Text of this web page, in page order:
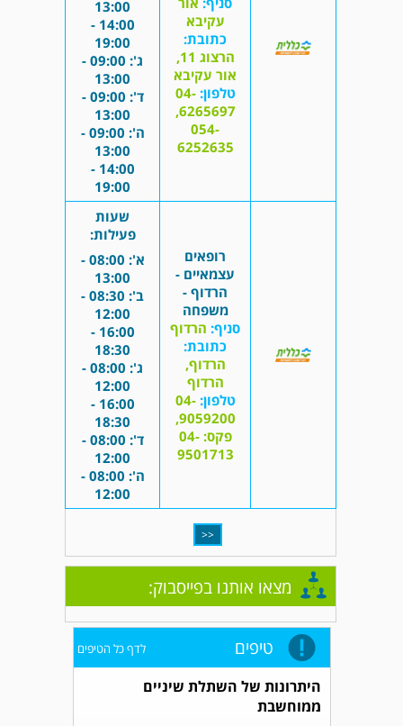
עקיבא
כתובת:
הרצוג 11,
אור עקיבא
טלפון: 04-
6265697,
054-
6252635
13:00
14:00 -
19:00
ג': 09:00 -
13:00
ד': 09:00 -
13:00
ה': 09:00 -
13:00
14:00 -
19:00
רופאים
עצמאיים -
הרדוף -
משפחה
סניף: הרדוף
כתובת:
הרדוף,
הרדוף
טלפון: 04-
9059200,
פקס: 04-
9501713
שעות
פעילות:
א': 08:00 -
13:00
ב': 08:30 -
12:00
16:00 -
18:30
ג': 08:00 -
12:00
16:00 -
18:30
ד': 08:00 -
12:00
ה': 08:00 -
12:00
<<
מצאו אותנו בפייסבוק:
טיפים לדף כל הטיפים
היתרונות של השתלת שיניים
ממוחשבת